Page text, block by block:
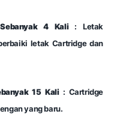
4 Kali: Letak
letak Cartridge dan
15 Kali: Cartridge
yang baru.